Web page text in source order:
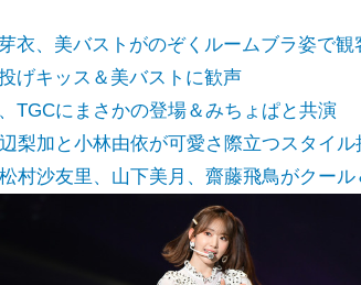
衣、美バストがのぞくルームブラ姿で観
げキッス＆美バストに歓声
TGCにまさかの登場＆みちょぱと共演
梨加と小林由依が可愛さ際立つスタイル
村沙友里、山下美月、齋藤飛鳥がクー